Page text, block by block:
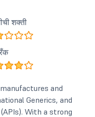
शक्ती
and
Generics, and
With a strong